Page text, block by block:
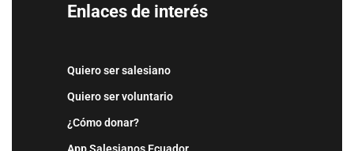
Enlaces de interés
Quiero ser salesiano
Quiero ser voluntario
¿Cómo donar?